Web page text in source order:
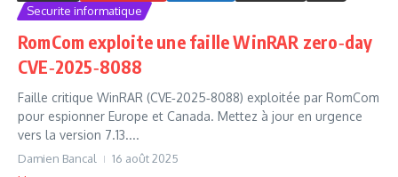
Securite informatique
RomCom exploite une faille WinRAR zero‑day
CVE‑2025‑8088
Faille critique WinRAR (CVE‑2025‑8088) exploitée par RomCom
pour espionner Europe et Canada. Mettez à jour en urgence
vers la version 7.13....
Damien Bancal 16 août 2025